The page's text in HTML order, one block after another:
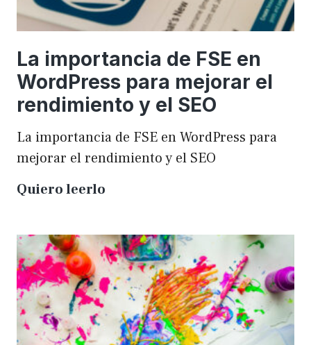
La importancia de FSE en
WordPress para mejorar el
rendimiento y el SEO
La importancia de FSE en WordPress para
mejorar el rendimiento y el SEO
Quiero leerlo
de
FSE
en
WordPress
para
mejorar